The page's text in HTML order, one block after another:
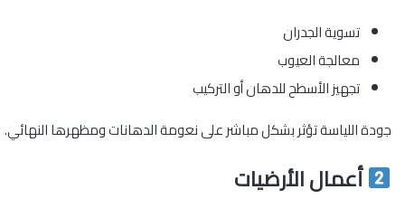
تسوية الجدران
معالجة العيوب
تجهيز الأسطح للدهان أو التركيب
جودة اللياسة تؤثر بشكل مباشر على نعومة الدهانات ومظهرها النهائي.
أعمال الأرضيات